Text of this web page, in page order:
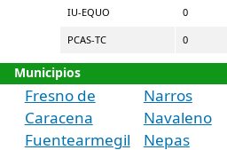
IU-EQUO 0
PCAS-TC 0
Municipios
Fresno de
Caracena
Fuentearmegil
Narros
Navaleno
Nepas